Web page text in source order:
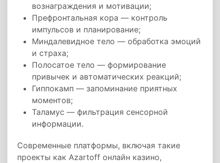
вознаграждения и мотивации;
Префронтальная кора — контроль
импульсов и планирование;
Миндалевидное тело — обработка эмоций
и страха;
Полосатое тело — формирование
привычек и автоматических реакций;
Гиппокамп — запоминание приятных
моментов;
Таламус — фильтрация сенсорной
информации.
Современные платформы, включая такие
проекты как Azartoff онлайн казино,